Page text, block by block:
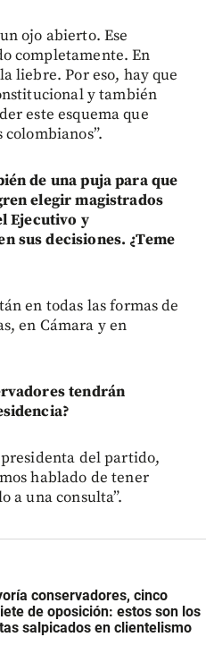
ojo abierto. Ese
completamente. En
liebre. Por eso, hay que
y también
este esquema que
de una puja para que
elegir magistrados
Ejecutivo y
sus decisiones. ¿Teme
en todas las formas de
en Cámara y en
tendrán
del partido,
hablado de tener
a una consulta”.
conservadores, cinco
de oposición: estos son los
salpicados en clientelismo